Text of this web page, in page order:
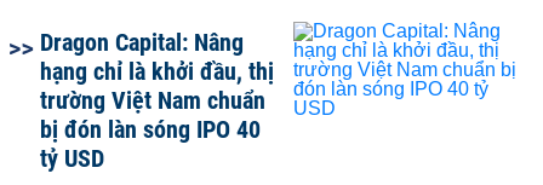
Dragon Capital: Nâng
hạng chỉ là khởi đầu, thị
trường Việt Nam chuẩn
bị đón làn sóng IPO 40
tỷ USD